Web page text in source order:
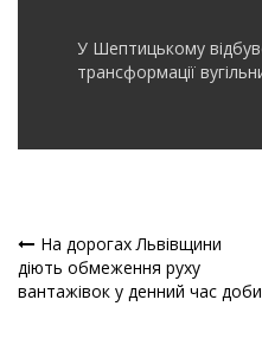
У Шептицькому
трансформації
Навігація
записів
На дорогах Львівщини
діють обмеження руху
вантажівок у денний час доби